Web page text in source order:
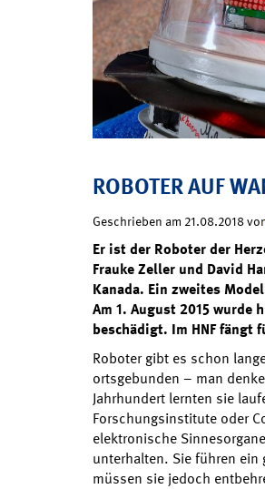
ROBOTER AUF
Geschrieben am 21.08.2018
Er ist der Roboter der
Frauke Zeller und David
Kanada. Ein zweites
Am 1. August 2015 wurde
beschädigt. Im HNF fängt
Roboter gibt es schon
ortsgebunden – man
Jahrhundert lernten sie
Forschungsinstitute oder
elektronische
unterhalten. Sie führen
müssen sie jedoch